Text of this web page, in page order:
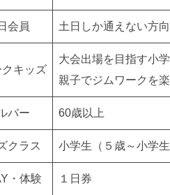
会員 土日しか通えない方
クキッズ
大会出場を目指す小
親子でジムワークを
バー 60歳以上
クラス 小学生（５歳～小学
・体験 １日券